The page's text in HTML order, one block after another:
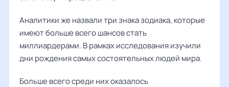
Аналитики же назвали три знака зодиака, которые
имеют больше всего шансов стать
миллиардерами. В рамках исследования изучили
дни рождения самых состоятельных людей мира.
Больше всего среди них оказалось